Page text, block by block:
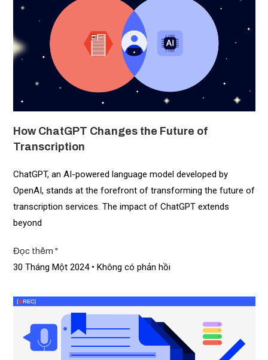
How ChatGPT Changes the Future of
Transcription
ChatGPT, an AI-powered language model developed by
OpenAI, stands at the forefront of transforming the future of
transcription services. The impact of ChatGPT extends
beyond
Đọc thêm "
30 Tháng Một 2024 Không có phản hồi